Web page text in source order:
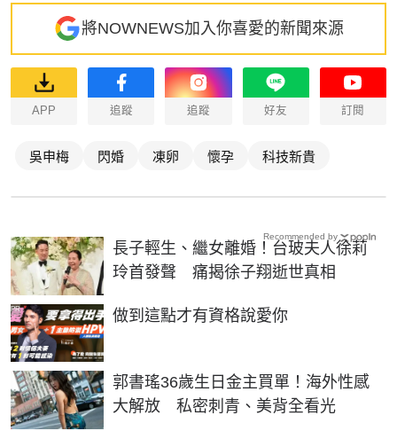
將NOWNEWS加入你喜愛的新聞來源
APP 追蹤 追蹤 好友 訂閱
吳申梅 閃婚 凍卵 懷孕 科技新貴
長子輕生、繼女離婚！台玻夫人徐莉
玲首發聲 痛揭徐子翔逝世真相
做到這點才有資格說愛你
PR
郭書瑤36歲生日金主買單！海外性感
大解放 私密刺青、美背全看光
Recommended by